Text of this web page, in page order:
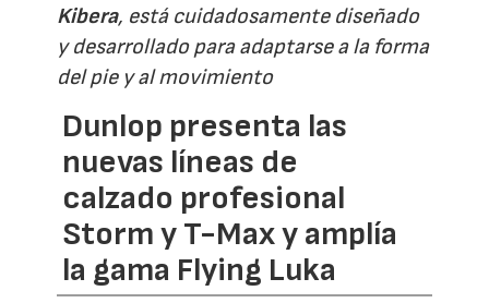
Kibera, está cuidadosamente diseñado
y desarrollado para adaptarse a la forma
del pie y al movimiento
Dunlop presenta las
nuevas líneas de
calzado profesional
Storm y T-Max y amplía
la gama Flying Luka